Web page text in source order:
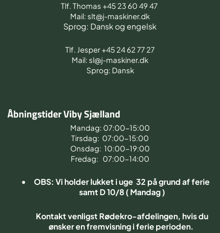
Tlf. Thomas +45 23 60 49 47
Mail: slt@j-maskiner.dk
Sprog: Dansk og engelsk
Tlf. Jesper +45 24 62 77 27
Mail: sl@j-maskiner.dk
Sprog: Dansk
Åbningstider Viby Sjælland
Mandag: 07:00-15:00
Tirsdag: 07:00-15:00
Onsdag: 10:00-19:00
Fredag: 07:00-14:00
OBS: Vi holder lukket i uge 32 på grund af ferie
samt D 10/8 ( Mandag )
Kontakt venligst Rødekro-afdelingen, hvis du
ønsker en fremvisning i ferie perioden.